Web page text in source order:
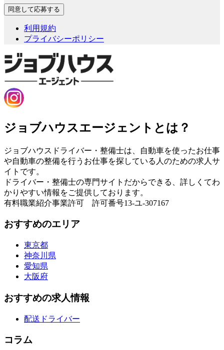
利用規約
プライバシーポリシー
ジョブハウスエージェントとは？
ジョブハウスドライバー・整備士は、自動車を使ったお仕事
や自動車の整備を行うお仕事を探している人のための求人サ
イトです。
ドライバー・整備士の専門サイトだからできる、詳しくてわ
かりやすい情報をご提供しております。
有料職業紹介事業許可 許可番号13-ユ-307167
おすすめのエリア
東京都
神奈川県
愛知県
大阪府
おすすめの求人情報
配送ドライバー
コラム